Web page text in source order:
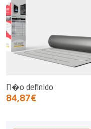
N�o definido
84,87€